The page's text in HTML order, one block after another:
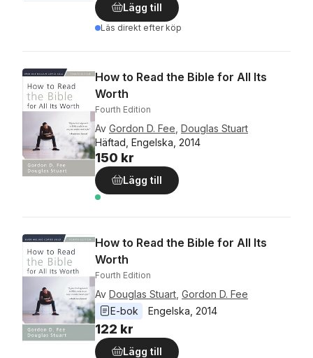
Lägg till
Läs direkt efter köp
How to Read the Bible for All Its
Worth
Fourth Edition
Av Gordon D. Fee Douglas Stuart
Häftad, Engelska, 2014
150 kr
Lägg till
How to Read the Bible for All Its
Worth
Fourth Edition
Av Douglas Stuart Gordon D. Fee
E-bok
Engelska 2014
122 kr
Lägg till